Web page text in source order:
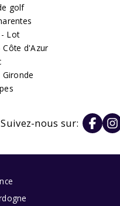
golf
Lot
Côte d'Azur
Suivez-nous sur: